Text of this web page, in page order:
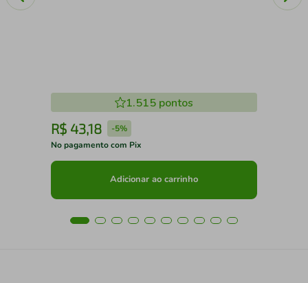
1.515 pontos
R$ 43,18 -5%
No pagamento com Pix
Adicionar ao carrinho